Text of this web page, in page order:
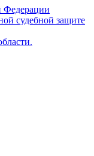
Федерации
судебной защите